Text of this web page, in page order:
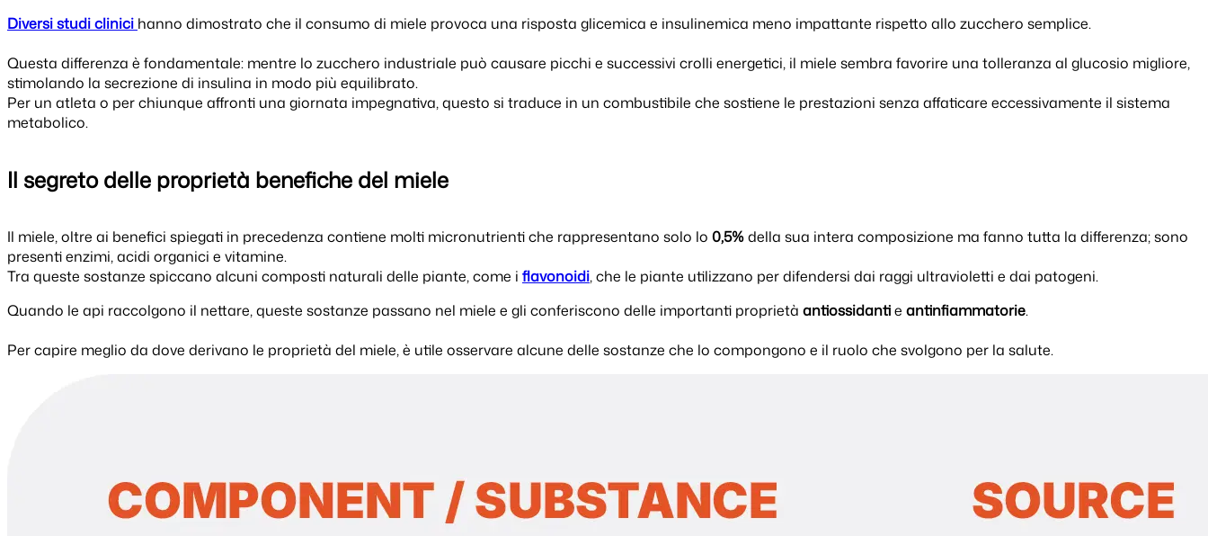
Diversi studi clinici hanno dimostrato che il consumo di miele provoca una risposta glicemica e insulinemica meno impattante rispetto allo zucchero semplice.
Questa differenza è fondamentale: mentre lo zucchero industriale può causare picchi e successivi crolli energetici, il miele sembra favorire una tolleranza al glucosio migliore,
stimolando la secrezione di insulina in modo più equilibrato.
Per un atleta o per chiunque affronti una giornata impegnativa, questo si traduce in un combustibile che sostiene le prestazioni senza affaticare eccessivamente il sistema
metabolico.
Il segreto delle proprietà benefiche del miele
Il miele, oltre ai benefici spiegati in precedenza contiene molti micronutrienti che rappresentano solo lo 0,5%della sua intera composizione ma fanno tutta la differenza; sono
presenti enzimi, acidi organici e vitamine.
Tra queste sostanze spiccano alcuni composti naturali delle piante, come i flavonoidi, che le piante utilizzano per difendersi dai raggi ultravioletti e dai patogeni.
Quando le api raccolgono il nettare, queste sostanze passano nel miele e gli conferiscono delle importanti proprietà antiossidantie antinfiammatorie.
Per capire meglio da dove derivano le proprietà del miele, è utile osservare alcune delle sostanze che lo compongono e il ruolo che svolgono per la salute.